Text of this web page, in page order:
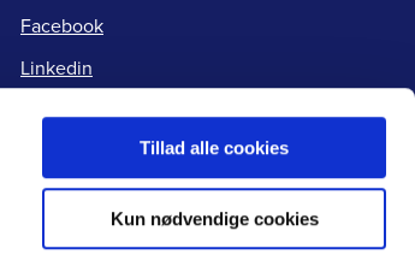
Tillad alle cookies
Kun nødvendige cookies
Facebook
Linkedin